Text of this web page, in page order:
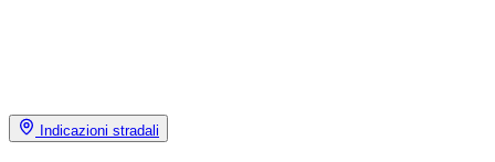
Indicazioni stradali